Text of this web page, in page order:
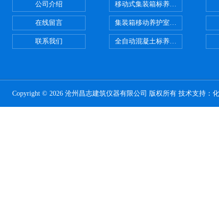
公司介绍
在线留言
联系我们
移动式集装箱标养室 养护室设备
集装箱移动养护室 标养室
全自动混凝土标养室恒温恒湿设备
Copyright © 2026 沧州昌志建筑仪器有限公司 版权所有 技术支持：